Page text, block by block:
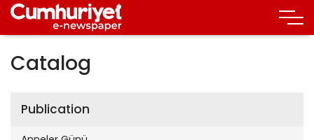
Catalog
Publication